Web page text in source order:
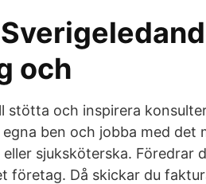
och
stötta och inspirera
ben och jobba med
sjuksköterska. Föredrar
företag. Då skickar du